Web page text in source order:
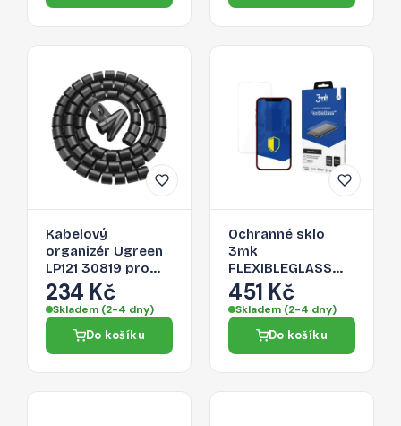
Kabelový
organizér Ugreen
LP121 30819 pro
kabely - černá
234 Kč
Skladem (2-4 dny)
Do košíku
Ochranné sklo
3mk
FLEXIBLEGLASS
pro iPhone 13 Pro -
čirá
451 Kč
Skladem (2-4 dny)
Do košíku